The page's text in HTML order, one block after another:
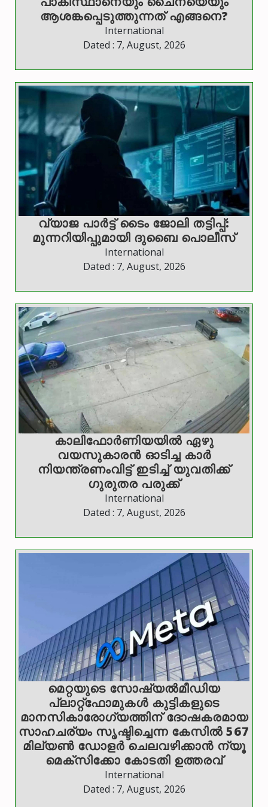
ആശങ്കപ്പെടുത്തുന്നത് എങ്ങനെ?
International
Dated : 7, August, 2026
വ്യാജ പാർട്ട് ടൈം ജോലി തട്ടിപ്പ്:
മുന്നറിയിപ്പുമായി ദുബൈ പൊലീസ്
International
Dated : 7, August, 2026
കാലിഫോര്‍ണിയയില്‍ ഏഴു
വയസുകാരന്‍ ഓടിച്ച കാര്‍
നിയന്ത്രണംവിട്ട് ഇടിച്ച് യുവതിക്ക്
ഗുരുതര പരുക്ക്
International
Dated : 7, August, 2026
മെറ്റയുടെ സോഷ്യല്‍മീഡിയ
പ്ലാറ്റ്‌ഫോമുകള്‍ കുട്ടികളുടെ
മാനസികാരോഗ്യത്തിന് ദോഷകരമായ
സാഹചര്യം സൃഷ്ടിച്ചെന്ന കേസില്‍ 567
മില്യണ്‍ ഡോളര്‍ ചെലവഴിക്കാന്‍ ന്യൂ
മെക്‌സിക്കോ കോടതി ഉത്തരവ്
International
Dated : 7, August, 2026